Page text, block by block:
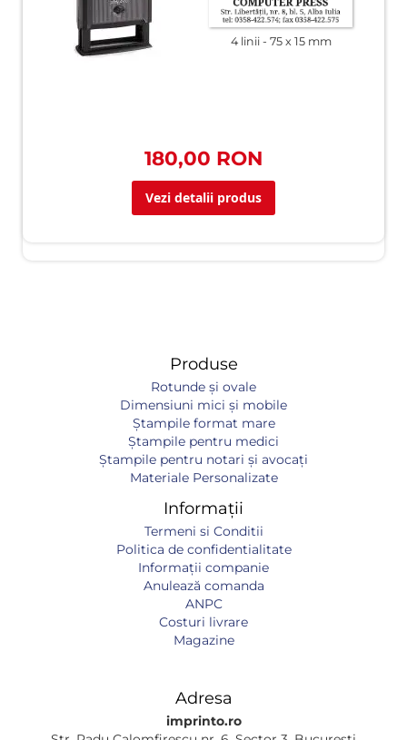
4 linii 75 x 15 mm
180,00 RON
Vezi detalii produs
Produse
Rotunde și ovale
Dimensiuni mici și mobile
Ștampile format mare
Ștampile pentru medici
Ștampile pentru notari și avocați
Materiale Personalizate
Informații
Termeni si Conditii
Politica de confidentialitate
Informaţii companie
Anulează comanda
ANPC
Costuri livrare
Magazine
Adresa
imprinto.ro